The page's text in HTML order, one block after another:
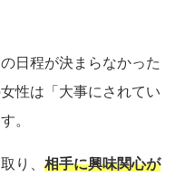
日程が決まらなかった
性は「大事にされてい
。
り、 相手に興味関心が